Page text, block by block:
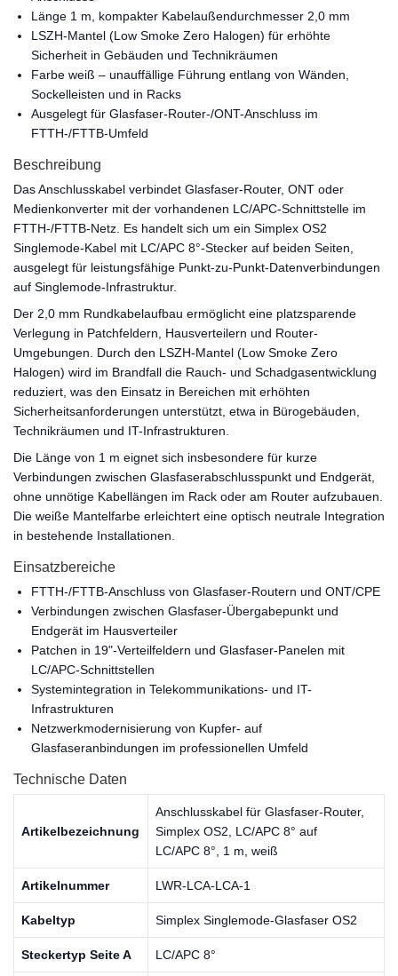
Länge 1 m, kompakter Kabelaußendurchmesser 2,0 mm
LSZH-Mantel (Low Smoke Zero Halogen) für erhöhte
Sicherheit in Gebäuden und Technikräumen
Farbe weiß – unauffällige Führung entlang von Wänden,
Sockelleisten und in Racks
Ausgelegt für Glasfaser-Router-/ONT-Anschluss im
FTTH-/FTTB-Umfeld
Beschreibung
Das Anschlusskabel verbindet Glasfaser-Router, ONT oder
Medienkonverter mit der vorhandenen LC/APC-Schnittstelle im
FTTH-/FTTB-Netz. Es handelt sich um ein Simplex OS2
Singlemode-Kabel mit LC/APC 8°-Stecker auf beiden Seiten,
ausgelegt für leistungsfähige Punkt-zu-Punkt-Datenverbindungen
auf Singlemode-Infrastruktur.
Der 2,0 mm Rundkabelaufbau ermöglicht eine platzsparende
Verlegung in Patchfeldern, Hausverteilern und Router-
Umgebungen. Durch den LSZH-Mantel (Low Smoke Zero
Halogen) wird im Brandfall die Rauch- und Schadgasentwicklung
reduziert, was den Einsatz in Bereichen mit erhöhten
Sicherheitsanforderungen unterstützt, etwa in Bürogebäuden,
Technikräumen und IT-Infrastrukturen.
Die Länge von 1 m eignet sich insbesondere für kurze
Verbindungen zwischen Glasfaserabschlusspunkt und Endgerät,
ohne unnötige Kabellängen im Rack oder am Router aufzubauen.
Die weiße Mantelfarbe erleichtert eine optisch neutrale Integration
in bestehende Installationen.
Einsatzbereiche
FTTH-/FTTB-Anschluss von Glasfaser-Routern und ONT/CPE
Verbindungen zwischen Glasfaser-Übergabepunkt und
Endgerät im Hausverteiler
Patchen in 19"-Verteilfeldern und Glasfaser-Panelen mit
LC/APC-Schnittstellen
Systemintegration in Telekommunikations- und IT-
Infrastrukturen
Netzwerkmodernisierung von Kupfer- auf
Glasfaseranbindungen im professionellen Umfeld
Technische Daten
Artikelbezeichnung
Anschlusskabel für Glasfaser-Router,
Simplex OS2, LC/APC 8° auf
LC/APC 8°, 1 m, weiß
Artikelnummer LWR-LCA-LCA-1
Kabeltyp Simplex Singlemode-Glasfaser OS2
Steckertyp Seite A LC/APC 8°